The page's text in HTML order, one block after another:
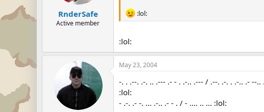
RnderSafe
Active member
:lol:
:lol:
May 23, 2004
-. . .--. .-. .. .--- .- - . .-.. .--- / .--. .-. . .-.. .- --
:lol:
- .-. .- -. ... .-.. .- - . / - .... .. ... :lol: